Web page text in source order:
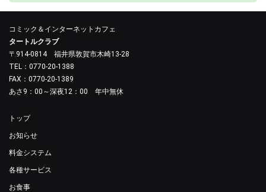
コミック＆インターネットカフェ
タートルクラブ
〒914-0814 福井県敦賀市木崎13-28
TEL：0770-20-1388
FAX：0770-20-1389
あさ9：00～深夜12：00 年中無休
トップ
お知らせ
料金システム
各種サービス
お食事